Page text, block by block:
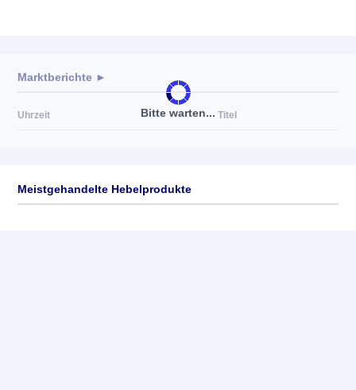
Bitte warten...
Marktberichte ►
Uhrzeit Titel
Meistgehandelte Hebelprodukte